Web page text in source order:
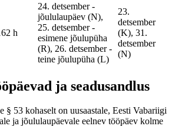
h
24. detsember -
jõululaupäev (N),
25. detsember -
esimene jõulupüha
(R), 26. detsember -
teine jõulupüha (L)
23.
detsember
(K), 31.
detsember
(N)
ja seadusandlus
§ 53 kohaselt on uusaastale, Eesti Vabariigi
ja jõululaupäevale eelnev tööpäev kolme